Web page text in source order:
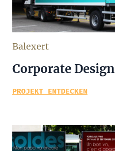
Balexert
Corporate Design
PROJEKT ENTDECKEN